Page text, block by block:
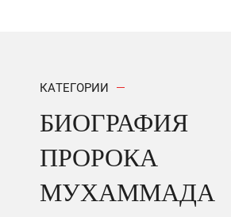
КАТЕГОРИИ
БИОГРАФИЯ
ПРОРОКА
МУХАММАДА